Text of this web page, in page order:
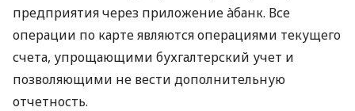
предприятия через приложение àбанк. Все
операции по карте являются операциями текущего
счета, упрощающими бухгалтерский учет и
позволяющими не вести дополнительную
отчетность.